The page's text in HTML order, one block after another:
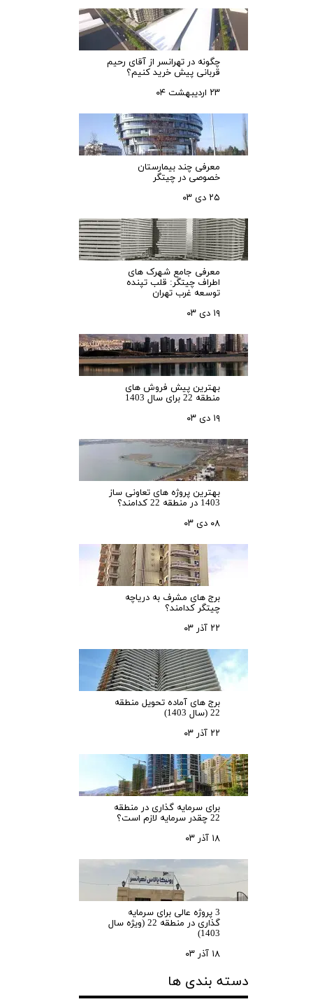
چگونه در تهرانسر از آقای رحیم
قربانی پیش خرید کنیم؟
۲۳ اردیبهشت ۰۴
معرفی چند بیمارستان
خصوصی در چیتگر
۲۵ دی ۰۳
معرفی جامع شهرک‌ های
اطراف چیتگر: قلب تپنده
توسعه غرب تهران
۱۹ دی ۰۳
بهترین پیش فروش های
منطقه 22 برای سال 1403
۱۹ دی ۰۳
بهترین پروژه های تعاونی ساز
1403 در منطقه 22 کدامند؟
۰۸ دی ۰۳
برج های مشرف به دریاچه
چیتگر کدامند؟
۲۲ آذر ۰۳
برج های آماده تحویل منطقه
22 (سال 1403)
۲۲ آذر ۰۳
برای سرمایه‌ گذاری در منطقه
22 چقدر سرمایه لازم است؟
۱۸ آذر ۰۳
3 پروژه عالی برای سرمایه
گذاری در منطقه 22 (ویژه سال
1403)
۱۸ آذر ۰۳
دسته بندی ها